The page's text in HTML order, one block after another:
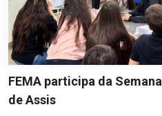
FEMA participa da
de Assis